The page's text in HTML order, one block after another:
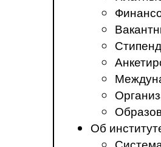
Об